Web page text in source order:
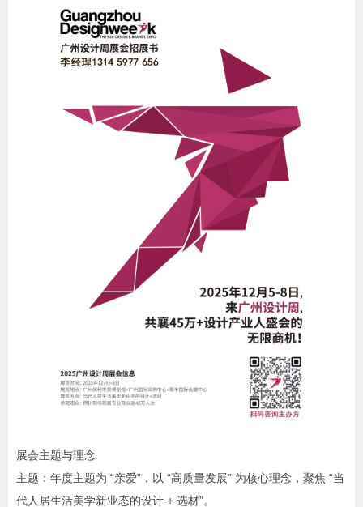
展会主题与理念
主题：年度主题为 “亲爱”，以 “高质量发展” 为核心理念，聚焦 “当
代人居生活美学新业态的设计 + 选材”。